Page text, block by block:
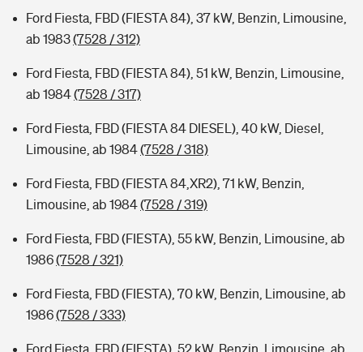
Ford Fiesta, FBD (FIESTA 84), 37 kW, Benzin, Limousine,
ab 1983(7528 / 312)
Ford Fiesta, FBD (FIESTA 84), 51 kW, Benzin, Limousine,
ab 1984(7528 / 317)
Ford Fiesta, FBD (FIESTA 84 DIESEL), 40 kW, Diesel,
Limousine, ab 1984(7528 / 318)
Ford Fiesta, FBD (FIESTA 84,XR2), 71 kW, Benzin,
Limousine, ab 1984(7528 / 319)
Ford Fiesta, FBD (FIESTA), 55 kW, Benzin, Limousine, ab
1986(7528 / 321)
Ford Fiesta, FBD (FIESTA), 70 kW, Benzin, Limousine, ab
1986(7528 / 333)
Ford Fiesta, FBD (FIESTA), 52 kW, Benzin, Limousine, ab